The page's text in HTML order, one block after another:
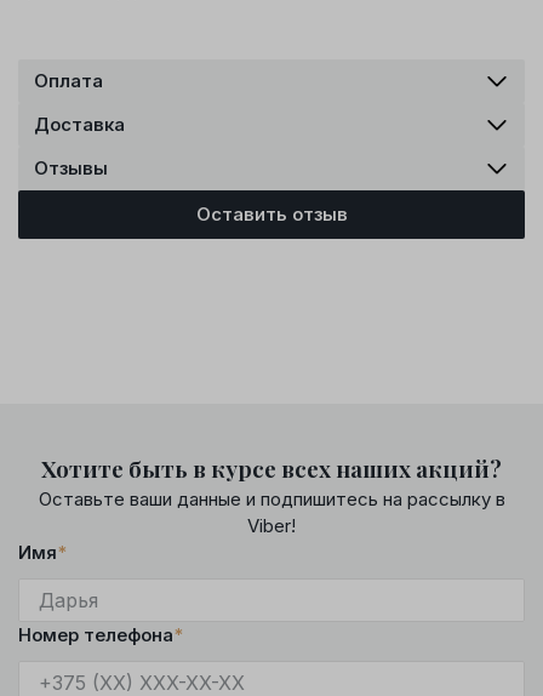
Оплата
Доставка
Отзывы
Оставить отзыв
Хотите быть в курсе всех наших акций?
Оставьте ваши данные и подпишитесь на рассылку в
Viber!
Имя*
Номер телефона*